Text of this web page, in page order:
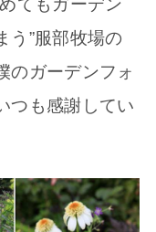
てもガーデン
う”服部牧場の
のガーデンフォ
つも感謝してい